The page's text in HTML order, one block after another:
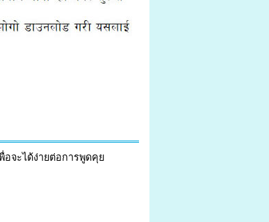
างประเทศทุกท่านเพื่อจะได้ง่ายต่อการพูดคุย